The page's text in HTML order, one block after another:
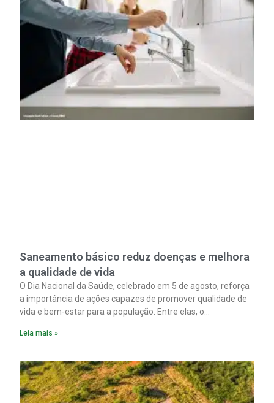
Saneamento básico reduz doenças e melhora
a qualidade de vida
O Dia Nacional da Saúde, celebrado em 5 de agosto, reforça
a importância de ações capazes de promover qualidade de
vida e bem-estar para a população. Entre elas, o
serviços de coleta e tratamento de esgoto contribui
melhora as condições de saúde pública.
Leia mais »